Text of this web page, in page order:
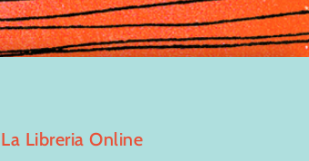
La Libreria Online